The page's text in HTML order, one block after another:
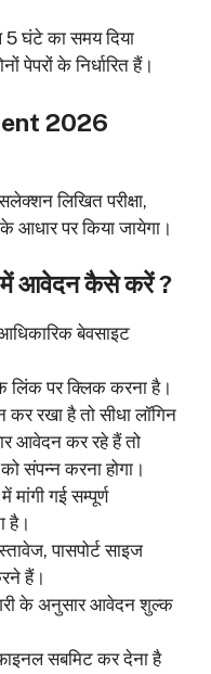
5 घंटे का समय दिया
के निर्धारित हैं।
2026
लिखित परीक्षा,
आधार पर किया जायेगा।
में आवेदन कैसे करें ?
बेवसाइट
पर क्लिक करना है।
रखा है तो सीधा लॉगिन
आवेदन कर रहे हैं तो
संपन्न करना होगा।
गई सम्पूर्ण
है।
पासपोर्ट साइज
हैं।
के अनुसार आवेदन शुल्क
सबमिट कर देना है